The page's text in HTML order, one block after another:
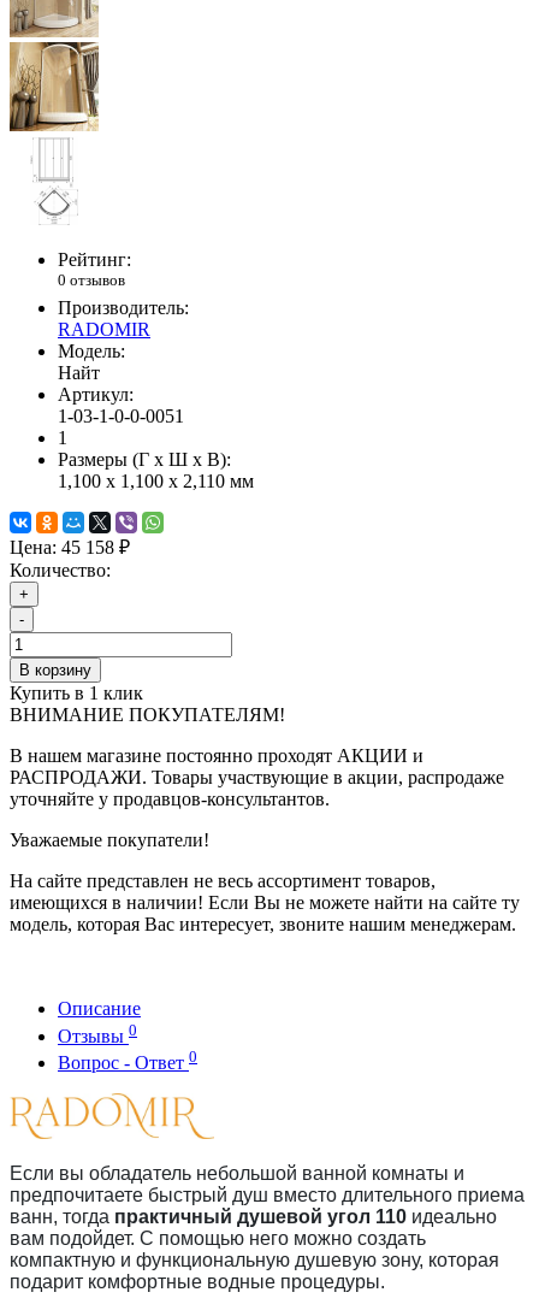
Рейтинг:
0 отзывов
Производитель:
RADOMIR
Модель:
Найт
Артикул:
1-03-1-0-0-0051
1
Размеры (Г x Ш x В):
1,100 x 1,100 x 2,110 мм
Цена: 45 158 ₽
Количество:
+
-
В корзину
Купить в 1 клик
ВНИМАНИЕ ПОКУПАТЕЛЯМ!
В нашем магазине постоянно проходят АКЦИИ и
РАСПРОДАЖИ. Товары участвующие в акции, распродаже
уточняйте у продавцов-консультантов.
Уважаемые покупатели!
На сайте представлен не весь ассортимент товаров,
имеющихся в наличии! Если Вы не можете найти на сайте ту
модель, которая Вас интересует, звоните нашим менеджерам.
Описание
Отзывы 0
Вопрос - Ответ 0
Если вы обладатель небольшой ванной комнаты и
предпочитаете быстрый душ вместо длительного приема
ванн, тогда практичный душевой угол 110 идеально
вам подойдет. С помощью него можно создать
компактную и функциональную душевую зону, которая
подарит комфортные водные процедуры.